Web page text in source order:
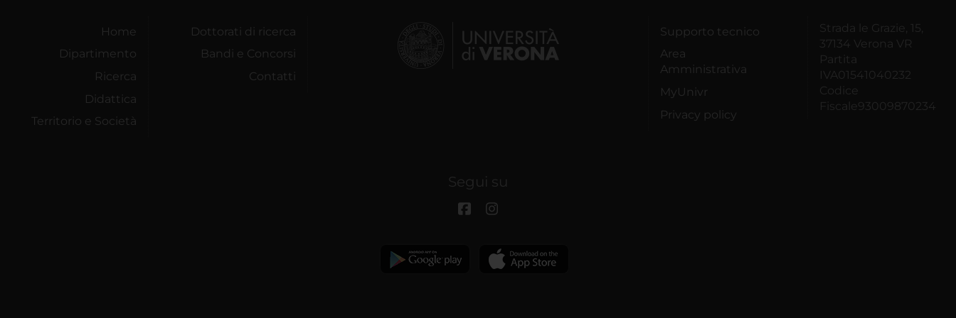
Home
Dipartimento
Ricerca
Didattica
Territorio e Società
Dottorati di ricerca
Bandi e Concorsi
Contatti
Supporto tecnico
Area
Amministrativa
MyUnivr
Privacy policy
Strada le Grazie, 15,
37134 Verona VR
Partita
IVA01541040232
Codice
Fiscale93009870234
Segui su